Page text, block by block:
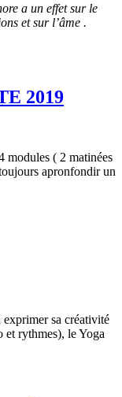
a un effet sur le
et sur l’âme .
2019
modules ( 2 matinées
apronfondir un
sa créativité
et rythmes), le Yoga